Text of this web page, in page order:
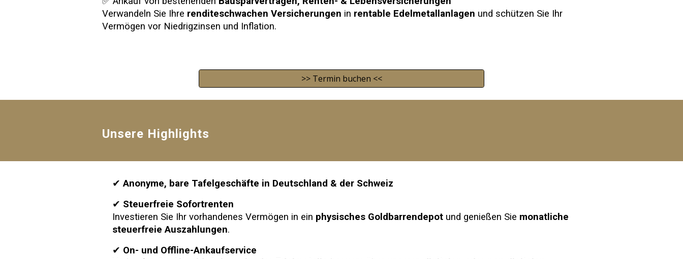
Verwandeln Sie Ihre renditeschwachen Versicherungen in rentable Edelmetallanlagen und schützen Sie Ihr
Vermögen vor Niedrigzinsen und Inflation.
>> Termin buchen <<
Unsere Highlights
✔Anonyme, bare Tafelgeschäfte in Deutschland & der Schweiz
✔ Steuerfreie Sofortrenten
Investieren Sie Ihr vorhandenes Vermögen in ein physisches Goldbarrendepot und genießen Sie monatliche
steuerfreie Auszahlungen.
✔ On- und Offline-Ankaufservice